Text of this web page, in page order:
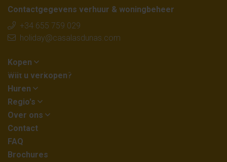
Contactgegevens verhuur & woningbeheer
+34 655 759 029
holiday@casalasdunas.com
Kopen
Wilt u verkopen?
Huren
Regio's
Over ons
Contact
FAQ
Brochures